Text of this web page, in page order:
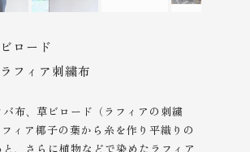
ロード
フィア刺繍布
バ布、草ビロード（ラフィアの刺繍
ィア椰子の葉から糸を作り平織りの
と、さらに植物などで染めたラフィア